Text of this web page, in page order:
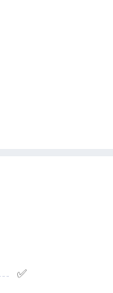
✅